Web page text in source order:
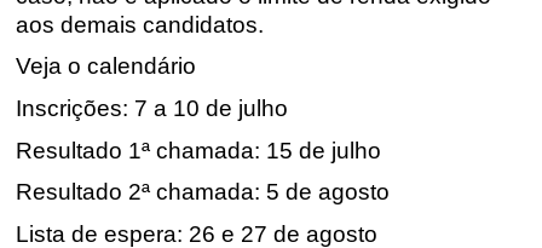
aos demais candidatos.
Veja o calendário
Inscrições: 7 a 10 de julho
Resultado 1ª chamada: 15 de julho
Resultado 2ª chamada: 5 de agosto
Lista de espera: 26 e 27 de agosto